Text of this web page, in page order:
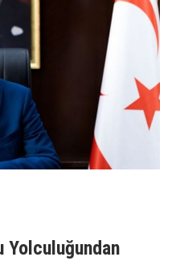
Yolculuğundan